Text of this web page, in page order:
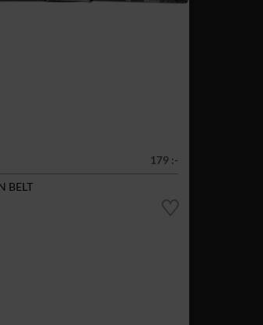
179 :-
BELT